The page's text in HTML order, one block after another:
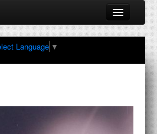
Moderna
e contaminazioni tra Arte,
Language ▼